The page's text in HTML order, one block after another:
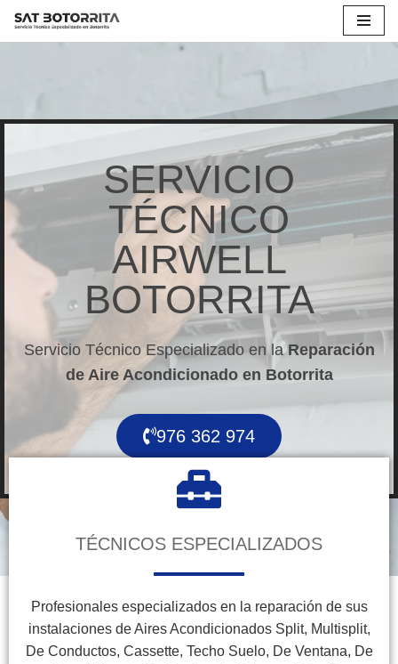
SERVICIO
TÉCNICO
AIRWELL
BOTORRITA
Servicio Técnico Especializado en laReparación
de Aire Acondicionado en Botorrita
976 362 974
TÉCNICOS ESPECIALIZADOS
Profesionales especializados en la reparación de sus
instalaciones de Aires Acondicionados Split, Multisplit,
De Conductos, Cassette, Techo Suelo, De Ventana, De